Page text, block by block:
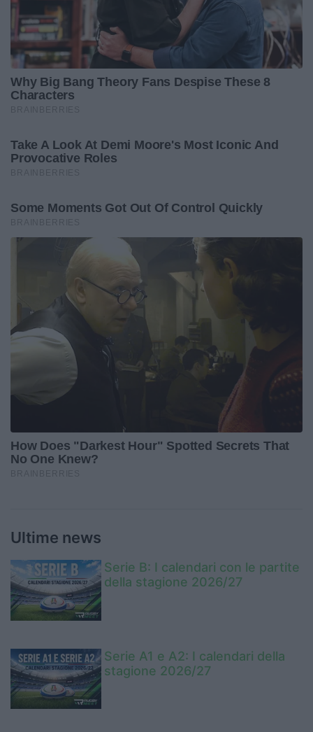
Ultime news
Serie B: I calendari con le partite
della stagione 2026/27
Serie A1 e A2: I calendari della
stagione 2026/27